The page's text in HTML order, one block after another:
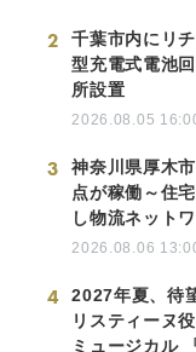
2
千葉市内にリ
型充電式電池
所設置
2026.08.05
3
神奈川県厚木
点が稼働～住
し物流ネット
2026.08.06
4
2027年夏、待
リスティーヌ
ミュージカル